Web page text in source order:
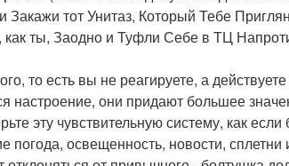
тот Унитаз, Который Тебе
как ты, Заодно и Туфли Себе в ТЦ
то есть вы не реагируете, а
настроение, они придают большее
эту чувствительную систему, как
погода, освещенность, новости, сплетни